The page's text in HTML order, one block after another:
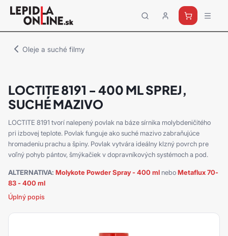
Priemyselné
lepidlá
Oleje a suché filmy
LOCTITE 8191 - 400 ML SPREJ,
SUCHÉ MAZIVO
LOCTITE 8191 tvorí nalepený povlak na báze sírnika molybdeničitého
pri izbovej teplote. Povlak funguje ako suché mazivo zabraňujúce
hromadeniu prachu a špiny. Povlak vytvára ideálny klzný povrch pre
voľný pohyb pántov, šmýkačiek v dopravníkových systémoch a pod.
ALTERNATIVA: Molykote Powder Spray - 400 ml neboMetaflux 70-
83 - 400 ml
Úplný popis